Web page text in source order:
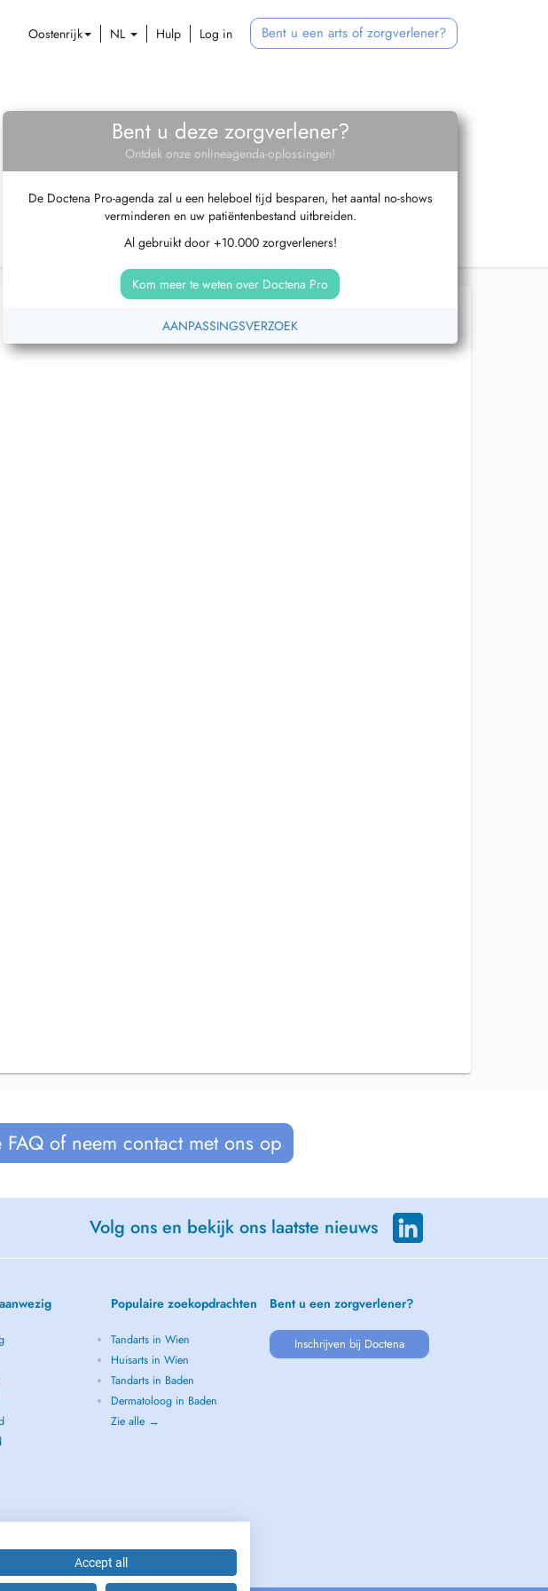
Oostenrijk NL Hulp Log in Bent u een arts of zorgverlener?
Bent u deze zorgverlener?
Ontdek onze onlineagenda-oplossingen!
De Doctena Pro-agenda zal u een heleboel tijd besparen, het aantal no-shows
verminderen en uw patiëntenbestand uitbreiden.
Al gebruikt door +10.000 zorgverleners!
Kom meer te weten over Doctena Pro
AANPASSINGSVERZOEK
FAQ of neem contact met ons op
Volg ons en bekijk ons laatste nieuws
Populaire zoekopdrachten
Tandarts in Wien
Huisarts in Wien
Tandarts in Baden
Dermatoloog in Baden
Zie alle →
Bent u een zorgverlener?
Inschrijven bij Doctena
Accept all